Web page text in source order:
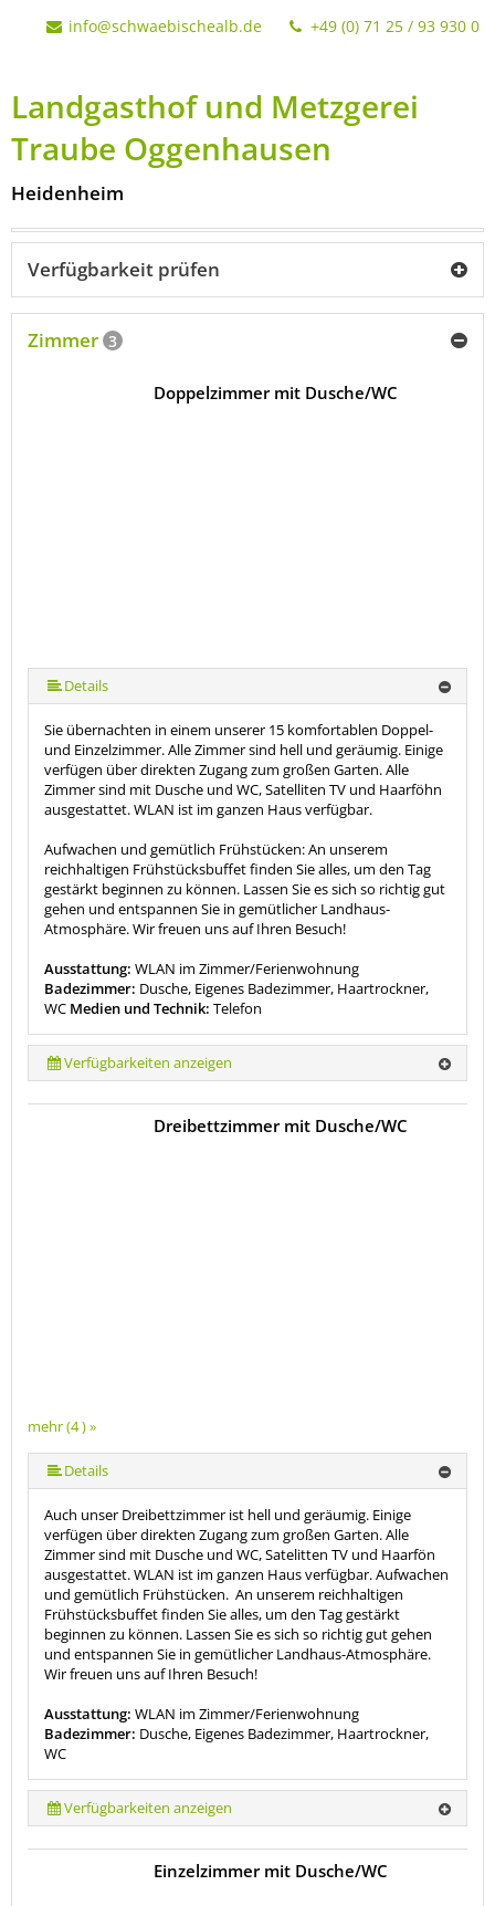
info@schwaebischealb.de +49 (0) 71 25 / 93 930 0
Landgasthof und Metzgerei
Traube Oggenhausen
Heidenheim
Verfügbarkeit prüfen
Zimmer 3
Doppelzimmer mit Dusche/WC
Details
Sie übernachten in einem unserer 15 komfortablen Doppel-
und Einzelzimmer. Alle Zimmer sind hell und geräumig. Einige
verfügen über direkten Zugang zum großen Garten. Alle
Zimmer sind mit Dusche und WC, Satelliten TV und Haarföhn
ausgestattet. WLAN ist im ganzen Haus verfügbar.
Aufwachen und gemütlich Frühstücken: An unserem
reichhaltigen Frühstücksbuffet finden Sie alles, um den Tag
gestärkt beginnen zu können. Lassen Sie es sich so richtig gut
gehen und entspannen Sie in gemütlicher Landhaus-
Atmosphäre. Wir freuen uns auf Ihren Besuch!
Ausstattung: WLAN im Zimmer/Ferienwohnung
Badezimmer: Dusche, Eigenes Badezimmer, Haartrockner,
WC Medien und Technik: Telefon
Verfügbarkeiten anzeigen
mehr (4 ) »
Dreibettzimmer mit Dusche/WC
Details
Auch unser Dreibettzimmer ist hell und geräumig. Einige
verfügen über direkten Zugang zum großen Garten. Alle
Zimmer sind mit Dusche und WC, Satelitten TV und Haarfön
ausgestattet. WLAN ist im ganzen Haus verfügbar. Aufwachen
und gemütlich Frühstücken. An unserem reichhaltigen
Frühstücksbuffet finden Sie alles, um den Tag gestärkt
beginnen zu können. Lassen Sie es sich so richtig gut gehen
und entspannen Sie in gemütlicher Landhaus-Atmosphäre.
Wir freuen uns auf Ihren Besuch!
Ausstattung: WLAN im Zimmer/Ferienwohnung
Badezimmer: Dusche, Eigenes Badezimmer, Haartrockner,
WC
Verfügbarkeiten anzeigen
Einzelzimmer mit Dusche/WC